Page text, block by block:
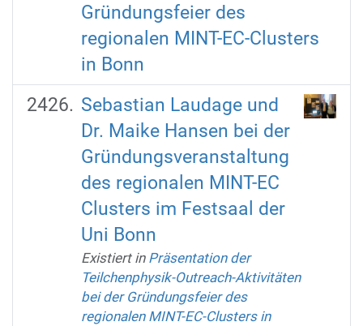
Gründungsfeier des
regionalen MINT-EC-Clusters
in Bonn
Sebastian Laudage und
Dr. Maike Hansen bei der
Gründungsveranstaltung
des regionalen MINT-EC
Clusters im Festsaal der
Uni Bonn
Existiert in Präsentation der
Teilchenphysik-Outreach-Aktivitäten
bei der Gründungsfeier des
regionalen MINT-EC-Clusters in